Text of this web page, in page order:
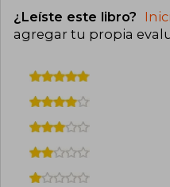
¿Leíste este libro?
agregar tu propia